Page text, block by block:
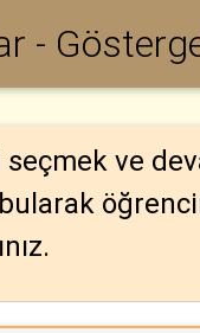
-
seçmek ve
bularak